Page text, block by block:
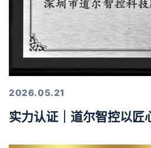
2026.05.21
实力认证｜道尔智控以